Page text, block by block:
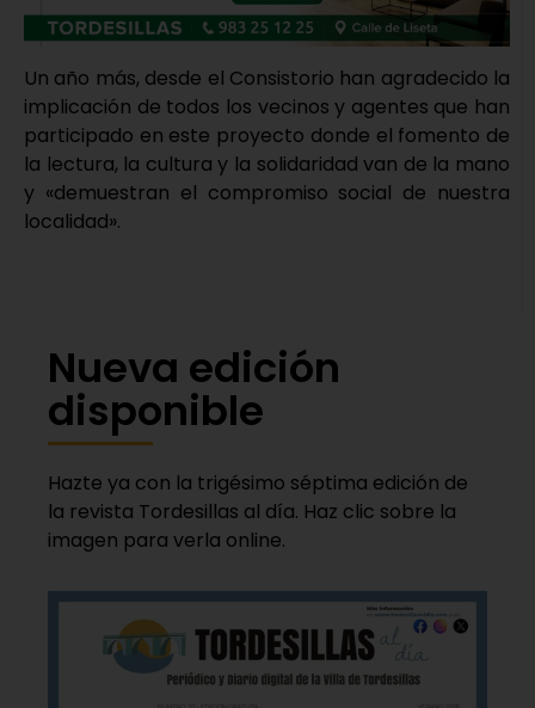
Un año más, desde el Consistorio han agradecido la
implicación de todos los vecinos y agentes que han
participado en este proyecto donde el fomento de
la lectura, la cultura y la solidaridad van de la mano
y «demuestran el compromiso social de nuestra
localidad».
Nueva edición
disponible
Hazte ya con la trigésimo séptima edición de
la revista Tordesillas al día. Haz clic sobre la
imagen para verla online.